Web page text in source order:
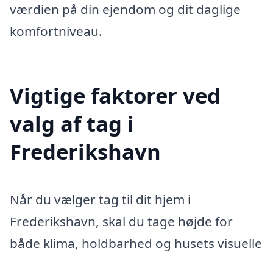
værdien på din ejendom og dit daglige
komfortniveau.
Vigtige faktorer ved
valg af tag i
Frederikshavn
Når du vælger tag til dit hjem i
Frederikshavn, skal du tage højde for
både klima, holdbarhed og husets visuelle